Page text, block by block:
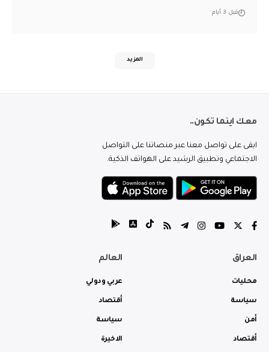
قبل 3 أيام
المزيد
معك اينما تكون..
ابقى على تواصل معنا عبر منصاتنا على التواصل
الاجتماعي وتطبيق الرشيد على الهواتف الذكية.
العراق
محليات
سياسة
أمن
أقتصاد
العالم
عربي ودولي
أقتصاد
سياسة
الاخيرة